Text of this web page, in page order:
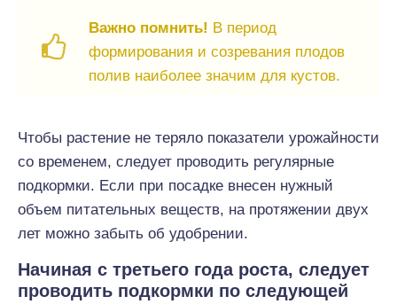
Важно помнить! В период
формирования и созревания плодов
полив наиболее значим для кустов.
Чтобы растение не теряло показатели урожайности
со временем, следует проводить регулярные
подкормки. Если при посадке внесен нужный
объем питательных веществ, на протяжении двух
лет можно забыть об удобрении.
Начиная с третьего года роста, следует
проводить подкормки по следующей